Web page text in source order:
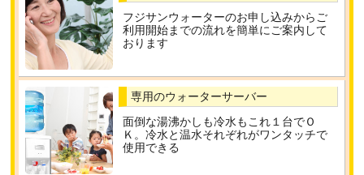
フジサンウォーターのお申し込みからご
利用開始までの流れを簡単にご案内して
おります
専用のウォーターサーバー
面倒な湯沸かしも冷水もこれ１台でＯ
Ｋ。冷水と温水それぞれがワンタッチで
使用できる